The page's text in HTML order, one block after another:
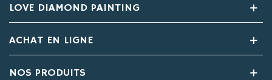
LOVE DIAMOND PAINTING
ACHAT EN LIGNE
NOS PRODUITS